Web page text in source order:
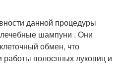
данной процедуры
шампуни . Они
обмен, что
работы волосяных луковиц и